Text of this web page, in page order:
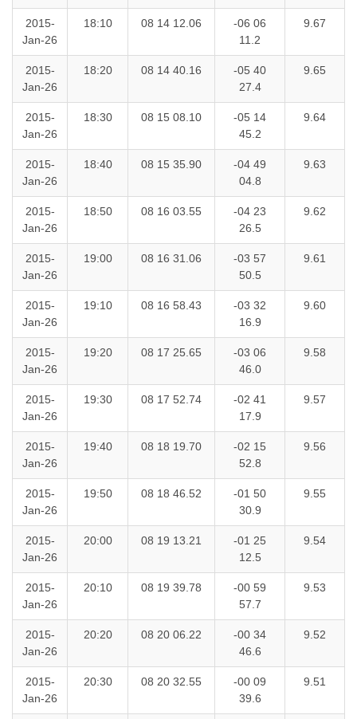
2015-
Jan-26
18:10 08 14 12.06
-06 06
11.2
9.67
2015-
Jan-26
18:20 08 14 40.16
-05 40
27.4
9.65
2015-
Jan-26
18:30 08 15 08.10
-05 14
45.2
9.64
2015-
Jan-26
18:40 08 15 35.90
-04 49
04.8
9.63
2015-
Jan-26
18:50 08 16 03.55
-04 23
26.5
9.62
2015-
Jan-26
19:00 08 16 31.06
-03 57
50.5
9.61
2015-
Jan-26
19:10 08 16 58.43
-03 32
16.9
9.60
2015-
Jan-26
19:20 08 17 25.65
-03 06
46.0
9.58
2015-
Jan-26
19:30 08 17 52.74
-02 41
17.9
9.57
2015-
Jan-26
19:40 08 18 19.70
-02 15
52.8
9.56
2015-
Jan-26
19:50 08 18 46.52
-01 50
30.9
9.55
2015-
Jan-26
20:00 08 19 13.21
-01 25
12.5
9.54
2015-
Jan-26
20:10 08 19 39.78
-00 59
57.7
9.53
2015-
Jan-26
20:20 08 20 06.22
-00 34
46.6
9.52
2015-
Jan-26
20:30 08 20 32.55
-00 09
39.6
9.51